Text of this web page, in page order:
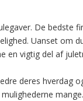
De bedste
Uanset om
en vigtig del af
deres hverdag